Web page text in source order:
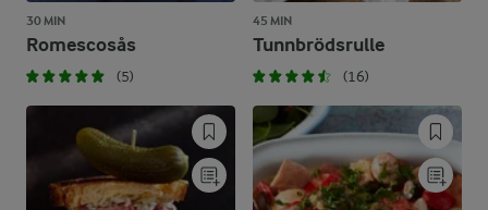
30 MIN
Romescosås
(5)
45 MIN
Tunnbrödsrulle
(16)